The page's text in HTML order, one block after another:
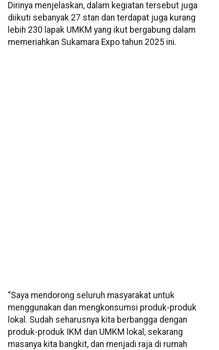
Dirinya menjelaskan, dalam kegiatan tersebut juga
diikuti sebanyak 27 stan dan terdapat juga kurang
lebih 230 lapak UMKM yang ikut bergabung dalam
memeriahkan Sukamara Expo tahun 2025 ini.
“Saya mendorong seluruh masyarakat untuk
menggunakan dan mengkonsumsi produk-produk
lokal. Sudah seharusnya kita berbangga dengan
produk-produk IKM dan UMKM lokal, sekarang
masanya kita bangkit, dan menjadi raja di rumah